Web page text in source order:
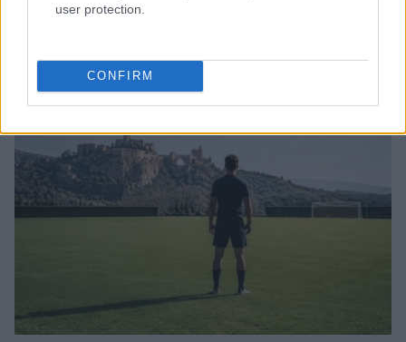
user protection.
CONFIRM
Juventus, il mercato in fermento: i prossimi obiettivi dopo gli
Ilaria Mauri · 6 Ago 2026